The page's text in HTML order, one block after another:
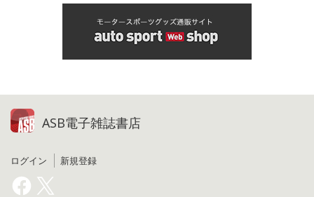
ASB電子雑誌書店
ログイン 新規登録